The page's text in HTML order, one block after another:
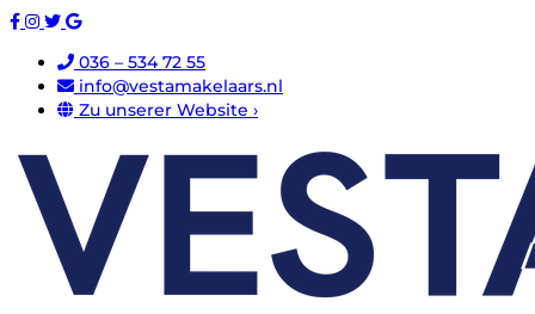
036 – 534 72 55
info@vestamakelaars.nl
Zu unserer Website ›